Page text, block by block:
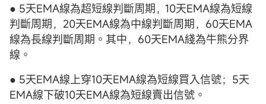
● 5天EMA線為超短線判斷周期，10天EMA線為短線
判斷周期，20天EMA線為中線判斷周期，60天EMA
線為長線判斷周期。其中，60天EMA綫為牛熊分界
線。
● 5天EMA線上穿10天EMA線為短線買入信號；5天
EMA線下破10天EMA線為短線賣出信號。